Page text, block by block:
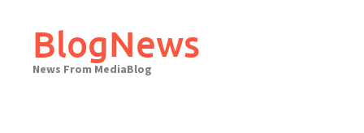
contentBlogNews
News From MediaBlog